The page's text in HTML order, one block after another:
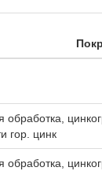
обработка,
гор. цинк
обработка,